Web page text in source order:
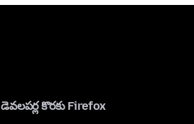
డెవలపర్ల కొరకు Firefox